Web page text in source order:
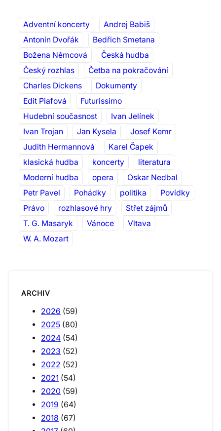
Adventní koncerty
Andrej Babiš
Antonín Dvořák
Bedřich Smetana
Božena Němcová
Česká hudba
Český rozhlas
Četba na pokračování
Charles Dickens
Dokumenty
Edit Piafová
Futurissimo
Hudební současnost
Ivan Jelínek
Ivan Trojan
Jan Kysela
Josef Kemr
Judith Hermannová
Karel Čapek
klasická hudba
koncerty
literatura
Moderní hudba
opera
Oskar Nedbal
Petr Pavel
Pohádky politika
Povídky
Právo
rozhlasové hry
Střet zájmů
T. G. Masaryk
Vánoce
Vltava
W. A. Mozart
ARCHIV
2026 (59)
2025 (80)
2024 (54)
2023 (52)
2022 (52)
2021 (54)
2020 (59)
2019 (64)
2018 (67)